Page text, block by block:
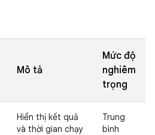
Mô tả
Mức độ
nghiêm
trọng
Hiển thị kết quả
và thời gian chạy
Trung
bình